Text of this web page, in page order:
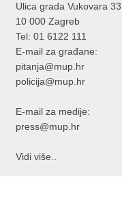
Ulica grada Vukovara 33
10 000 Zagreb
Tel: 01 6122 111
E-mail za građane:
pitanja@mup.hr
policija@mup.hr
E-mail za medije:
press@mup.hr
Vidi više..